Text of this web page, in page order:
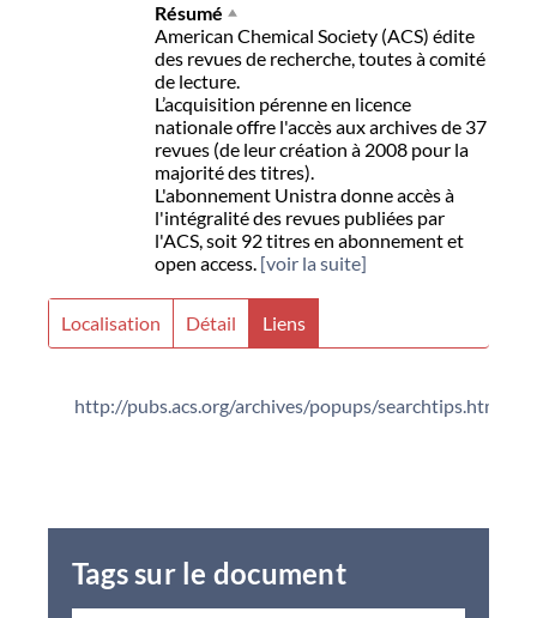
Résumé
American Chemical Society (ACS) édite
des revues de recherche, toutes à comité
de lecture.
L’acquisition pérenne en licence
nationale offre l'accès aux archives de 37
revues (de leur création à 2008 pour la
majorité des titres).
L'abonnement Unistra donne accès à
l'intégralité des revues publiées par
l'ACS, soit 92 titres en abonnement et
open access. [voir la suite]
Localisation Détail Liens
http://pubs.acs.org/archives/popups/searchtips.html
Tags sur le document